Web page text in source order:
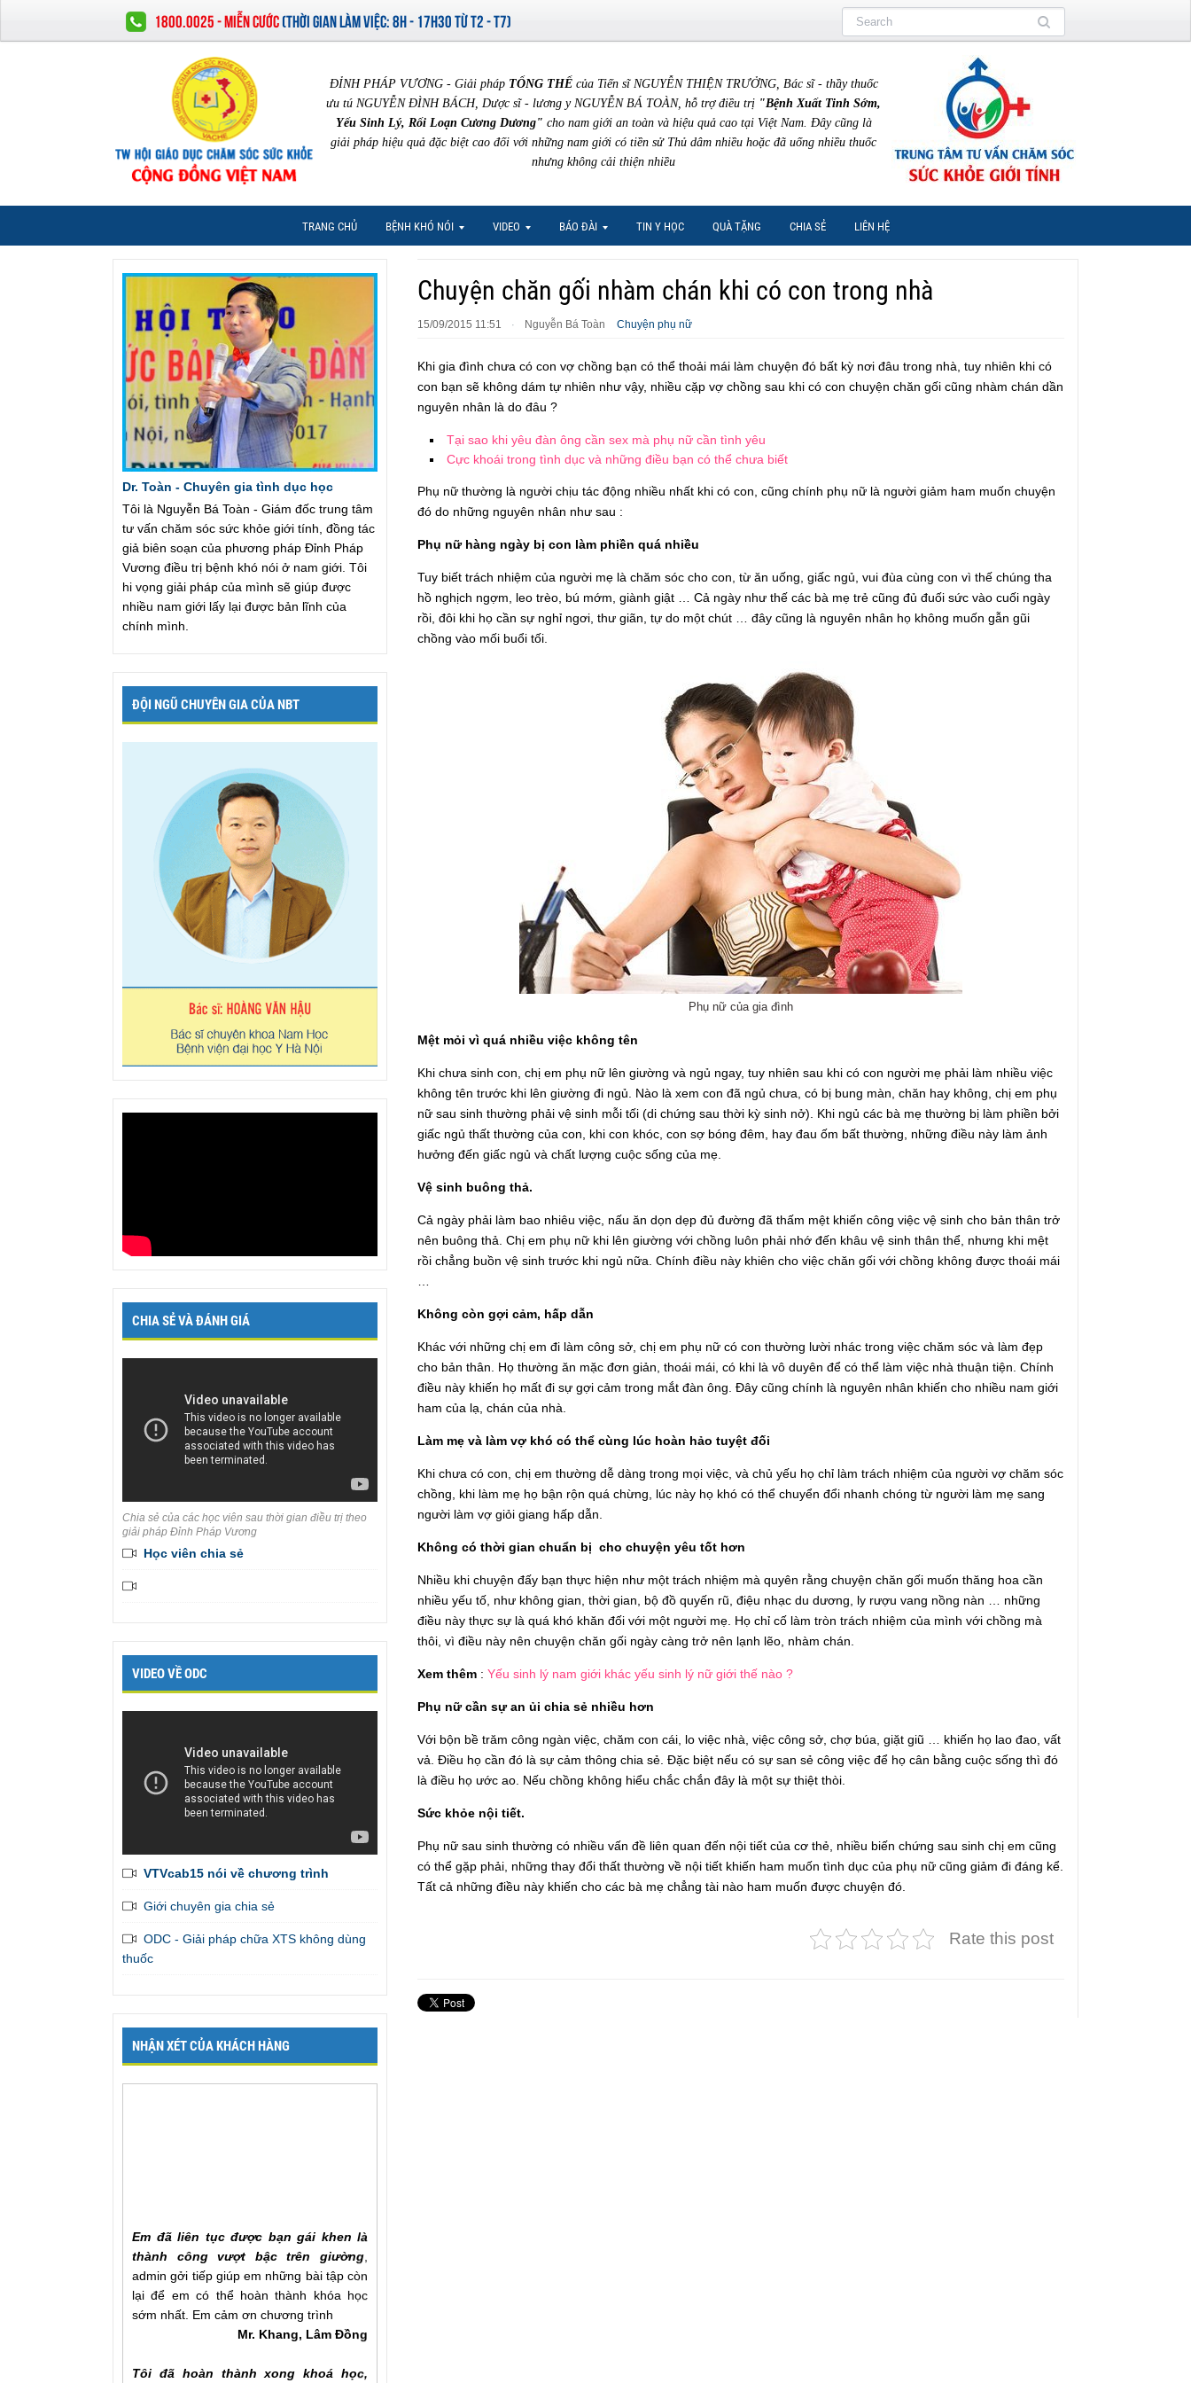
1800.0025 - MIỄN CƯỚC(THỜI GIAN LÀM VIỆC:8H - 17H30 TỪ T2 - T7)
ĐỈNH PHÁP VƯƠNG - Giải pháp TỔNG THỂcủa Tiến sĩ NGUYỄN THIỆN TRƯỞNG, Bác sĩ - thầy thuốc
ưu tú NGUYỄN ĐÌNH BÁCH, Dược sĩ - lương y NGUYỄN BÁ TOÀN, hỗ trợ điều trị "Bệnh Xuất Tinh Sớm,
Yếu Sinh Lý, Rối Loạn Cương Dương" cho nam giới an toàn và hiệu quả cao tại Việt Nam. Đây cũng là
giải pháp hiệu quả đặc biệt cao đối với những nam giới có tiền sử Thủ dâm nhiều hoặc đã uống nhiều thuốc
nhưng không cải thiện nhiều
TRANG CHỦ BỆNH KHÓ NÓI VIDEO BÁO ĐÀI TIN Y HỌC QUÀ TẶNG CHIA SẺ LIÊN HỆ
Chuyện chăn gối nhàm chán khi có con trong nhà
15/09/2015 11:51 · Nguyễn Bá Toàn Chuyện phụ nữ
Khi gia đình chưa có con vợ chồng bạn có thể thoải mái làm chuyện đó bất kỳ nơi đâu trong nhà, tuy nhiên khi có
con bạn sẽ không dám tự nhiên như vậy, nhiều cặp vợ chồng sau khi có con chuyện chăn gối cũng nhàm chán dần
nguyên nhân là do đâu ?
Tại sao khi yêu đàn ông cần sex mà phụ nữ cần tình yêu
Cực khoái trong tình dục và những điều bạn có thể chưa biết
Phụ nữ thường là người chịu tác động nhiều nhất khi có con, cũng chính phụ nữ là người giảm ham muốn chuyện
đó do những nguyên nhân như sau :
Phụ nữ hàng ngày bị con làm phiền quá nhiều
Tuy biết trách nhiệm của người mẹ là chăm sóc cho con, từ ăn uống, giấc ngủ, vui đùa cùng con vì thế chúng tha
hồ nghịch ngợm, leo trèo, bú mớm, giành giật … Cả ngày như thế các bà mẹ trẻ cũng đủ đuối sức vào cuối ngày
rồi, đôi khi họ cần sự nghỉ ngơi, thư giãn, tự do một chút … đây cũng là nguyên nhân họ không muốn gẫn gũi
chồng vào mối buổi tối.
Phụ nữ của gia đình
Mệt mỏi vì quá nhiều việc không tên
Khi chưa sinh con, chị em phụ nữ lên giường và ngủ ngay, tuy nhiên sau khi có con người mẹ phải làm nhiều việc
không tên trước khi lên giường đi ngủ. Nào là xem con đã ngủ chưa, có bị bung màn, chăn hay không, chị em phụ
nữ sau sinh thường phải vệ sinh mỗi tối (di chứng sau thời kỳ sinh nở). Khi ngủ các bà mẹ thường bị làm phiền bởi
giấc ngủ thất thường của con, khi con khóc, con sợ bóng đêm, hay đau ốm bất thường, những điều này làm ảnh
hưởng đến giấc ngủ và chất lượng cuộc sống của mẹ.
Vệ sinh buông thả.
Cả ngày phải làm bao nhiêu việc, nấu ăn dọn dẹp đủ đường đã thấm mệt khiến công việc vệ sinh cho bản thân trở
nên buông thả. Chị em phụ nữ khi lên giường với chồng luôn phải nhớ đến khâu vệ sinh thân thể, nhưng khi mệt
rồi chẳng buồn vệ sinh trước khi ngủ nữa. Chính điều này khiên cho việc chăn gối với chồng không được thoái mái
Không còn gợi cảm, hấp dẫn
Khác với những chị em đi làm công sở, chị em phụ nữ có con thường lười nhác trong việc chăm sóc và làm đẹp
cho bản thân. Họ thường ăn mặc đơn giản, thoái mái, có khi là vô duyên để có thể làm việc nhà thuận tiện. Chính
điều này khiến họ mất đi sự gợi cảm trong mắt đàn ông. Đây cũng chính là nguyên nhân khiến cho nhiều nam giới
ham của lạ, chán của nhà.
Làm mẹ và làm vợ khó có thể cùng lúc hoàn hảo tuyệt đối
Khi chưa có con, chị em thường dễ dàng trong mọi việc, và chủ yếu họ chỉ làm trách nhiệm của người vợ chăm sóc
chồng, khi làm mẹ họ bận rộn quá chừng, lúc này họ khó có thể chuyển đổi nhanh chóng từ người làm mẹ sang
người làm vợ giỏi giang hấp dẫn.
Không có thời gian chuẩn bị cho chuyện yêu tốt hơn
Nhiều khi chuyện đấy bạn thực hiện như một trách nhiệm mà quyên rằng chuyện chăn gối muốn thăng hoa cần
nhiều yếu tố, như không gian, thời gian, bộ đồ quyến rũ, điệu nhạc du dương, ly rượu vang nồng nàn … những
điều này thực sự là quá khó khăn đối với một người mẹ. Họ chỉ cố làm tròn trách nhiệm của mình với chồng mà
thôi, vì điều này nên chuyện chăn gối ngày càng trở nên lạnh lẽo, nhàm chán.
Xem thêm : Yếu sinh lý nam giới khác yếu sinh lý nữ giới thế nào ?
Phụ nữ cần sự an ủi chia sẻ nhiều hơn
Với bộn bề trăm công ngàn việc, chăm con cái, lo việc nhà, việc công sở, chợ búa, giặt giũ … khiến họ lao đao, vất
vả. Điều họ cần đó là sự cảm thông chia sẻ. Đặc biệt nếu có sự san sẻ công việc để họ cân bằng cuộc sống thì đó
là điều họ ước ao. Nếu chồng không hiểu chắc chắn đây là một sự thiệt thòi.
Sức khỏe nội tiết.
Phụ nữ sau sinh thường có nhiều vấn đề liên quan đến nội tiết của cơ thẻ, nhiều biến chứng sau sinh chị em cũng
có thể gặp phải, những thay đổi thất thường về nội tiết khiến ham muốn tình dục của phụ nữ cũng giảm đi đáng kể.
Tất cả những điều này khiến cho các bà mẹ chẳng tài nào ham muốn được chuyện đó.
Rate this post
Dr. Toàn - Chuyên gia tình dục học
Tôi là Nguyễn Bá Toàn - Giám đốc trung tâm
tư vấn chăm sóc sức khỏe giới tính, đồng tác
giả biên soạn của phương pháp Đỉnh Pháp
Vương điều trị bệnh khó nói ở nam giới. Tôi
hi vọng giải pháp của mình sẽ giúp được
nhiều nam giới lấy lại được bản lĩnh của
chính mình.
ĐỘI NGŨ CHUYÊN GIA CỦA NBT
CHIA SẺ VÀ ĐÁNH GIÁ
Chia sẻ của các học viên sau thời gian điều trị theo
giải pháp Đỉnh Pháp Vương
Học viên chia sẻ
VIDEO VỀ ODC
VTVcab15 nói về chương trình
Giới chuyên gia chia sẻ
ODC - Giải pháp chữa XTS không dùng
thuốc
NHẬN XÉT CỦA KHÁCH HÀNG
thành công vượt bậc trên giường,
admin gởi tiếp giúp em những bài tập còn
lại để em có thể hoàn thành khóa học
sớm nhất. Em cảm ơn chương trình
Mr. Khang, Lâm Đồng
cảm ơn chương trình rất nhiều, quả